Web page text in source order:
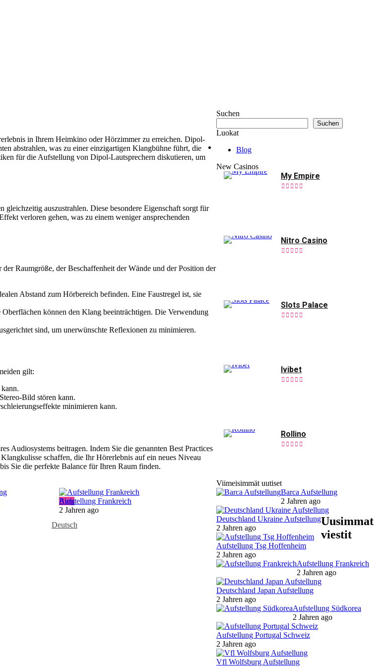
in Ihrem Heimkino oder Hörzimmer zu erreichen. Dipol-
abstrahlen, was zu einer einzigartigen Klangbühne führt, die
für die Aufstellung von Dipol-Lautsprechern diskutieren, um
auszustrahlen. Diese besondere Eigenschaft sorgt für
verloren gehen, was zu einem weniger ansprechenden
Raumgröße, der Beschaffenheit der Wände und der Position der
Abstand zum Hörbereich befinden. Eine Faustregel ist, sie
können den Klang beeinträchtigen. Die Verwendung
sind, um unerwünschte Reflexionen zu minimieren.
gilt:
Bild stören kann.
minimieren kann.
Audiosystems beitragen. Indem Sie die genannten Best Practices
schaffen, die Ihr Hörerlebnis auf ein neues Niveau
Sie die perfekte Balance für Ihren Raum finden.
Blog
Aufstellung Frankreich
2 Jahren ago
Suchen
Suchen
Luokat
Blog
New Casinos
My Empire
Nitro Casino
Slots Palace
Ivibet
Rollino
Viimeisimmät uutiset
Barca Aufstellung
2 Jahren ago
Deutschland Ukraine Aufstellung
2 Jahren ago
Aufstellung Tsg Hoffenheim
2 Jahren ago
Aufstellung Frankreich
2 Jahren ago
Deutschland Japan Aufstellung
2 Jahren ago
Aufstellung Südkorea
2 Jahren ago
Aufstellung Portugal Schweiz
2 Jahren ago
Vfl Wolfsburg Aufstellung
Uusimmat
viestit
Deutsch